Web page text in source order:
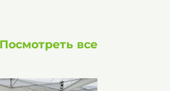
Посмотреть все